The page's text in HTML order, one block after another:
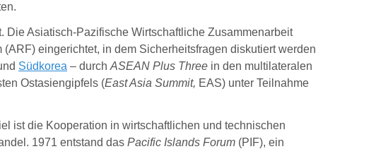
Asiatisch-Pazifische Wirtschaftliche Zusammenarbeit
eingerichtet, in dem Sicherheitsfragen diskutiert werden
Südkorea – durch ASEAN Plus Three in den multilateralen
Ostasiengipfels (East Asia Summit, EAS) unter Teilnahme
ist die Kooperation in wirtschaftlichen und technischen
1971 entstand das Pacific Islands Forum (PIF), ein